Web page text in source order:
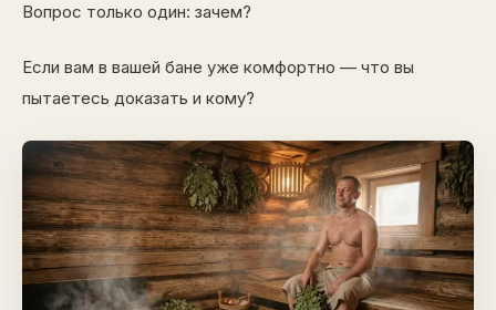
Вопрос только один: зачем?
Если вам в вашей бане уже комфортно — что вы
пытаетесь доказать и кому?